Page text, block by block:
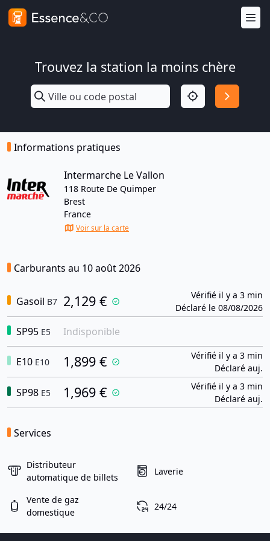
Trouvez la station la moins chère
Informations pratiques
Intermarche Le Vallon
118 Route De Quimper
Brest
France
Voir sur la carte
Carburants au 10 août 2026
Gasoil B7 2,129 €
Vérifié il y a 3 min
Déclaré le 08/08/2026
SP95 E5 Indisponible
E10 E10 1,899 €
Vérifié il y a 3 min
Déclaré auj.
SP98 E5 1,969 €
Vérifié il y a 3 min
Déclaré auj.
Services
Distributeur
automatique de billets
Laverie
Vente de gaz
domestique
24/24